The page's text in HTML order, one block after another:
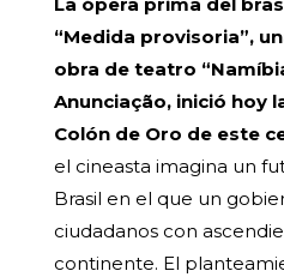
“Medida provisoria”,
obra de teatro
Anunciação, inició hoy
Colón de Oro de este
el cineasta imagina un
Brasil en el que un
ciudadanos con
continente. El